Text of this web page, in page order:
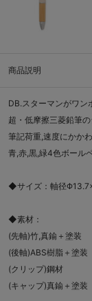
商品説明
DB.スターマンがワン
超・低摩擦三菱鉛筆
筆記荷重,速度にかか
青,赤,黒,緑4色ボール
◆サイズ：軸径
◆素材：
(先軸)竹,真鍮＋塗装
(後軸)ABS樹脂＋塗装
(クリップ)鋼材
(キャップ)真鍮＋塗装